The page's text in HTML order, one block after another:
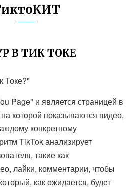
В ТИК ТОКЕ
Токе?"
Page" и является страницей в
которой показываются видео,
конкретному
TikTok анализирует
такие как
лайки, комментарии, чтобы
как ожидается, будет